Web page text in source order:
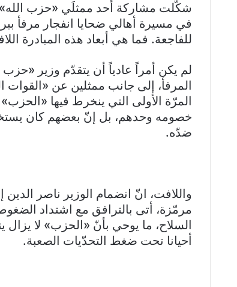
شكّلت مشاركة أحد ممثلَي «حزب الله»
في مسيرة أهالي ضحايا انفجار مرفأ
للفاجعة. فما هي أبعاد هذه المبادرة
لم يكن أمراً عادياً أن يتقدّم وزير «حزب
المرفأ، إلى جانب ممثلين عن «القوات
المرّة الأولى التي ينخرط فيها
خصومه وحدهم، بل إنّ بعضهم كان
ضدّه.
واللافت، انّ انضمام الوزير ناصر
مرمّزة، أتى بالترافق مع اشتداد
السلاح، ما يوحي بأنّ «الحزب» لا
أحيانا تحت ضغط التحدّيات الصعبة.